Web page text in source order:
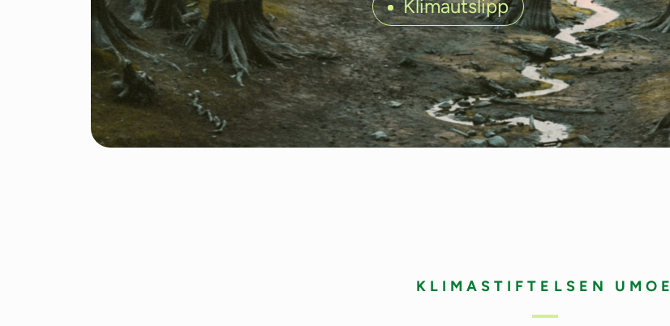
Klimautslipp
KLIMASTIFTELSEN UMOE